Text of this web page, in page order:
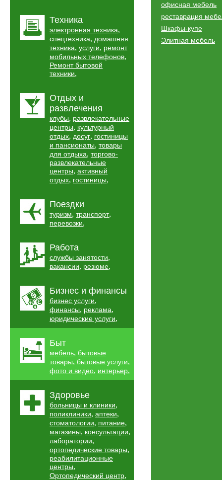
Техника
электронная техника,
спецтехника, домашняя
техника, услуги, ремонт
мобильных телефонов,
Ремонт бытовой
техники,
Отдых и
развлечения
клубы, развлекательные
центры, культурный
отдых, досуг, гостиницы
и пансионаты, товары
для отдыха, торгово-
развлекательные
центры, активный
отдых, гостиницы,
Поездки
туризм, транспорт,
перевозки,
Работа
службы занятости,
вакансии, резюме,
Бизнес и финансы
бизнес услуги,
финансы, реклама,
юридические услуги,
Быт
мебель, бытовые
товары, бытовые услуги,
фото и видео, интерьер,
Здоровье
больницы и клиники,
поликлиники, аптеки,
стоматологии, питание,
магазины, консультации,
лаборатории,
ортопедические товары,
реабилитационные
центры,
Ортопедический центр,
офисная мебель
реставрация
Шкафы-купе
Элитная мебель